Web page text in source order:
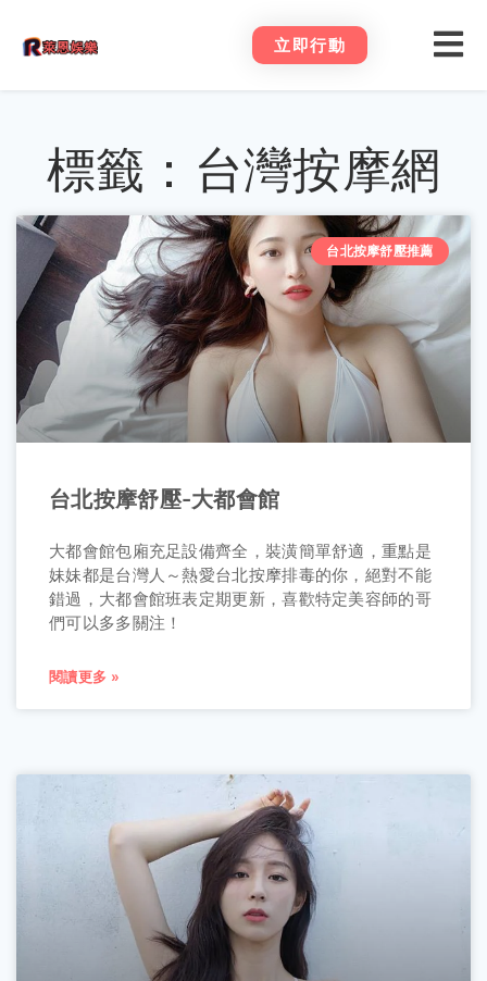
立即行動
標籤：台灣按摩網
台北按摩舒壓推薦
台北按摩舒壓-大都會館
大都會館包廂充足設備齊全，裝潢簡單舒適，重點是
妹妹都是台灣人～熱愛台北按摩排毒的你，絕對不能
錯過，大都會館班表定期更新，喜歡特定美容師的哥
們可以多多關注！
閱讀更多 »